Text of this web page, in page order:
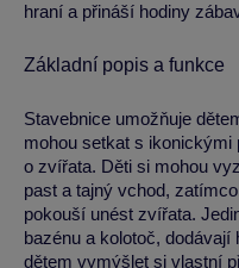
hraní a přináší hodiny
Základní popis a funkce
Stavebnice umožňuje
mohou setkat s
o zvířata. Děti si mohou
past a tajný vchod,
pokouší unést zvířata.
bazénu a kolotoč,
dětem vymýšlet si vlastní